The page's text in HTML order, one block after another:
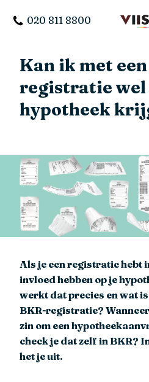
020 811 8800
Kan ik met
registratie wel
hypotheek
Als je een registratie hebt
invloed hebben op je
werkt dat precies en wat is
BKR-registratie?
zin om een
check je dat zelf in BKR?
het je uit.